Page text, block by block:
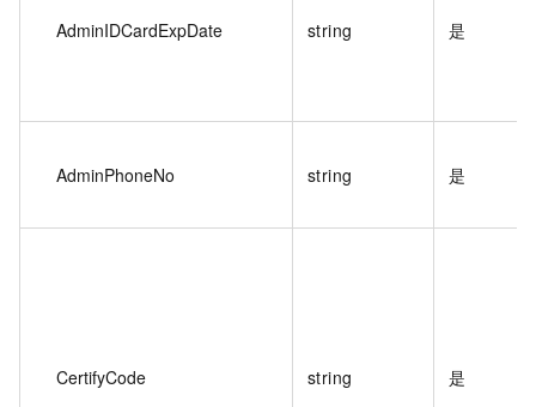
AdminIDCardExpDate string 是
AdminPhoneNo string 是
CertifyCode string 是